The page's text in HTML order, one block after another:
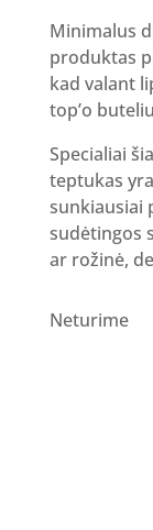
Minimalus
produktas
kad valant
top’o
Specialiai
teptukas
sunkiausiai
sudėtingos
ar rožinė,
Neturime